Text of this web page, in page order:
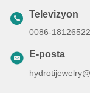
Televizyon
0086-
E-posta